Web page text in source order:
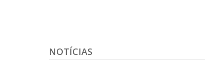
NOTÍCIAS